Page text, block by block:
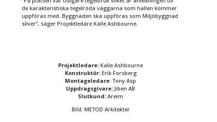
de karakteristiska tegelröda väggarna som hallen kommer
uppföras med. Byggnaden ska uppföras som Miljöbyggnad
silver”, säger Projektledare Kalle Ashbourne.
Projektledare: Kalle Ashbourne
Konstruktör:Erik Forsberg
Montageledare: Tony Asp
Uppdragsgivare: Jiben AB
Slutkund: Areim
Bild: METOD Arkitekter